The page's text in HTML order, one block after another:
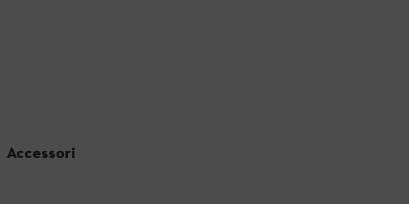
Accessori